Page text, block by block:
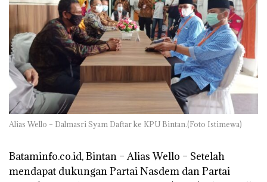
Alias Wello – Dalmasri Syam Daftar ke KPU Bintan.(Foto Istimewa)
Bataminfo.co.id, Bintan –Alias Wello – Setelah
mendapat dukungan Partai Nasdem dan Partai